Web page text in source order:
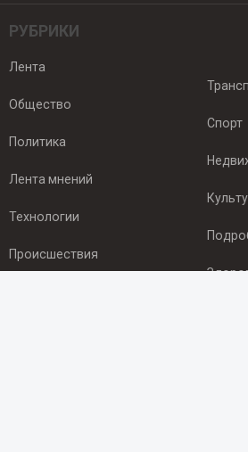
РУБРИКИ
Лента
Общество
Политика
Лента мнений
Технологии
Происшествия
Спорт